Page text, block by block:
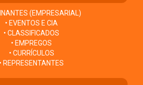
(EMPRESARIAL)
• EVENTOS E CIA
• CLASSIFICADOS
• EMPREGOS
• CURRÍCULOS
• REPRESENTANTES